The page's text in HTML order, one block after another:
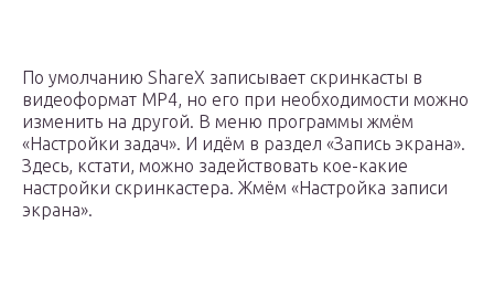
По умолчанию ShareX записывает скринкасты в
видеоформат MP4, но его при необходимости можно
изменить на другой. В меню программы жмём
«Настройки задач». И идём в раздел «Запись экрана».
Здесь, кстати, можно задействовать кое-какие
настройки скринкастера. Жмём «Настройка записи
экрана».